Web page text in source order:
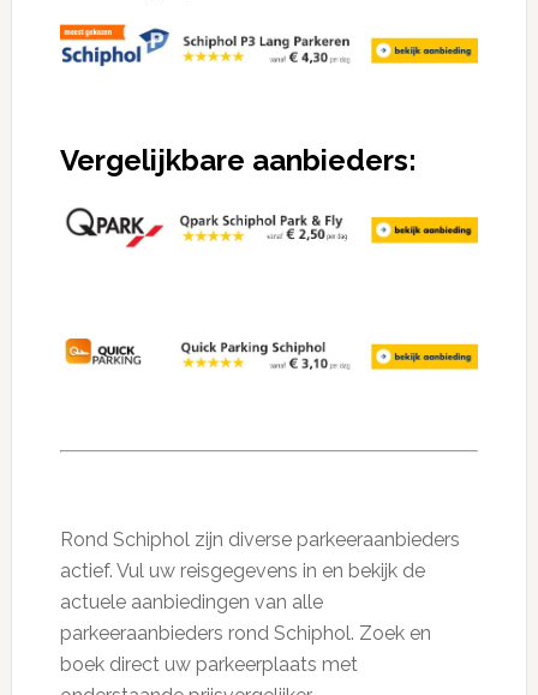
Vergelijkbare aanbieders:
Rond Schiphol zijn diverse parkeeraanbieders
actief. Vul uw reisgegevens in en bekijk de
actuele aanbiedingen van alle
parkeeraanbieders rond Schiphol. Zoek en
boek direct uw parkeerplaats met